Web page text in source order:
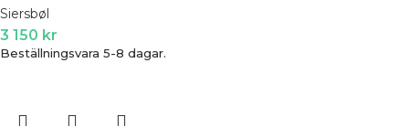
Siersbøl
3 150 kr
Beställningsvara 5-8 dagar.